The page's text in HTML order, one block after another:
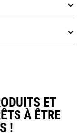
ET
À ÊTRE
!